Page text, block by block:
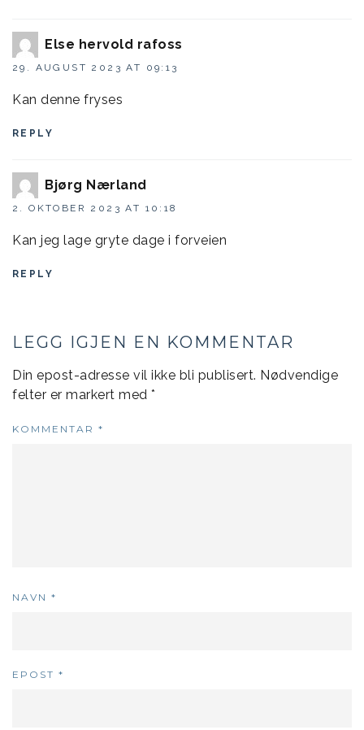
Else hervold rafoss
29. AUGUST 2023 AT 09:13
Kan denne fryses
REPLY
Bjørg Nærland
2. OKTOBER 2023 AT 10:18
Kan jeg lage gryte dage i forveien
REPLY
LEGG IGJEN EN KOMMENTAR
Din epost-adresse vil ikke bli publisert. Nødvendige
felter er markert med *
KOMMENTAR *
NAVN *
EPOST *